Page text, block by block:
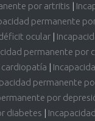
por artritis |
permanente
ocular|
permanente por
|
permanente
por
diabetes |